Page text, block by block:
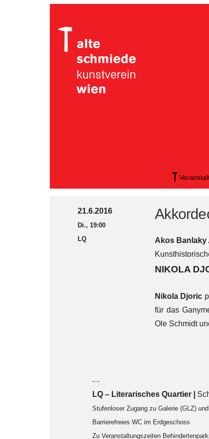
21.6.2016
Di., 19:00
LQ
Akos Banlaky
NIKOLA
Nikola Djoric
für das
Ole Schmidt
– –
LQ – Literarisches Quartier |
Stufenloser Zugang zu Galerie (GLZ)
Barrierefreies WC im Erdgeschoss
Zu Veranstaltungszeiten